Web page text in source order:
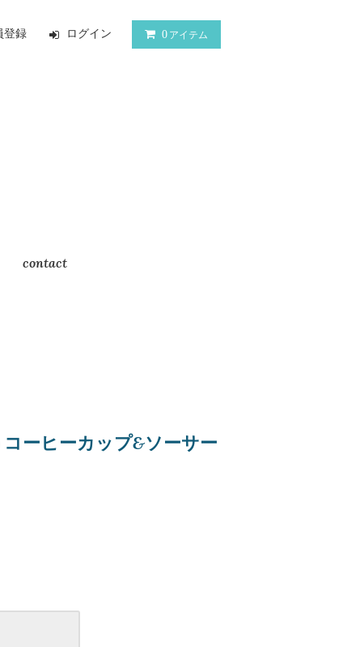
登録 ログイン 0 アイテム
contact
ーヒーカップ&ソーサー